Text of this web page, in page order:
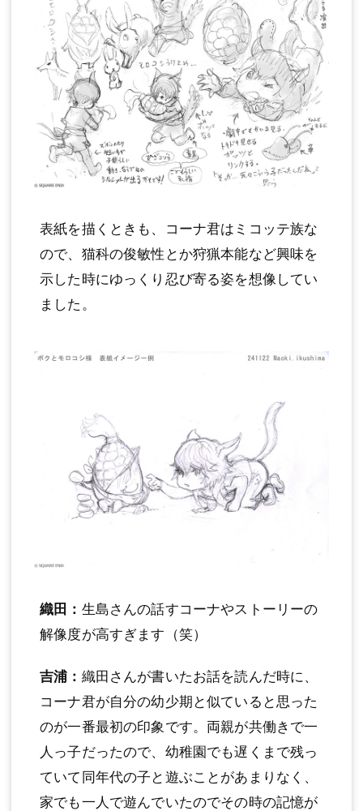
表紙を描くときも、コーナ君はミコッテ族な
ので、猫科の俊敏性とか狩猟本能など興味を
示した時にゆっくり忍び寄る姿を想像してい
ました。
織田： 生島さんの話すコーナやストーリーの
解像度が高すぎます（笑）
吉浦： 織田さんが書いたお話を読んだ時に、
コーナ君が自分の幼少期と似ていると思った
のが一番最初の印象です。両親が共働きで一
人っ子だったので、幼稚園でも遅くまで残っ
ていて同年代の子と遊ぶことがあまりなく、
家でも一人で遊んでいたのでその時の記憶が